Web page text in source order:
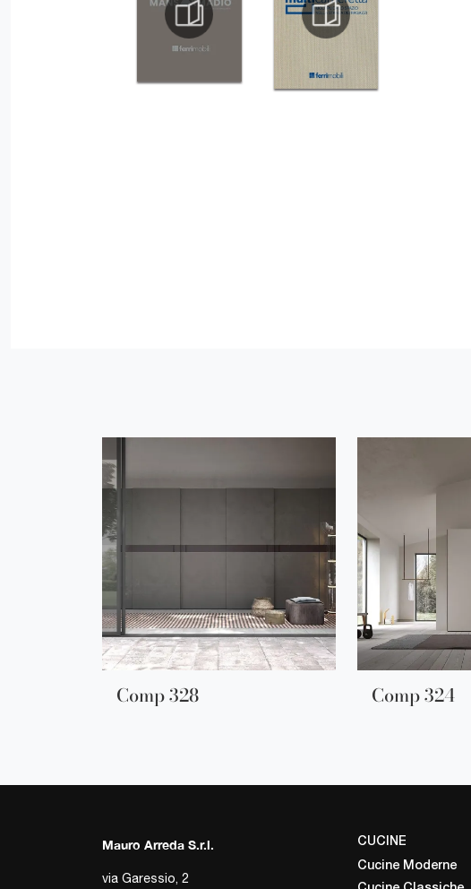
Comp 328 Comp 324
Mauro Arreda S.r.l.
via Garessio, 2
CUCINE
Cucine Moderne